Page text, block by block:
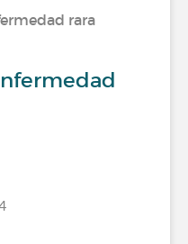
rara